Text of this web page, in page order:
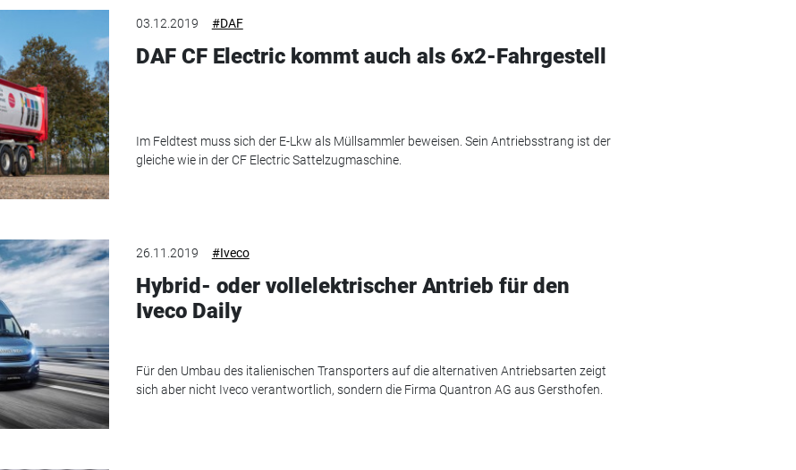
03.12.2019 #DAF
DAF CF Electric kommt auch als 6x2-Fahrgestell
Im Feldtest muss sich der E-Lkw als Müllsammler beweisen. Sein Antriebsstrang ist der
gleiche wie in der CF Electric Sattelzugmaschine.
26.11.2019 #Iveco
Hybrid- oder vollelektrischer Antrieb für den
Iveco Daily
Für den Umbau des italienischen Transporters auf die alternativen Antriebsarten zeigt
sich aber nicht Iveco verantwortlich, sondern die Firma Quantron AG aus Gersthofen.